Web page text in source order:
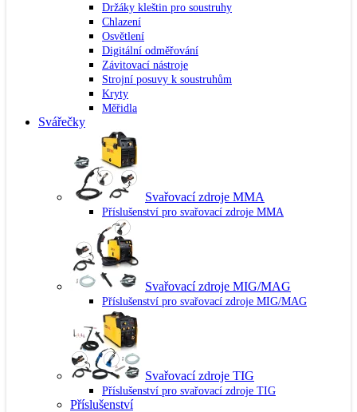
Držáky kleštin pro soustruhy
Chlazení
Osvětlení
Digitální odměřování
Závitovací nástroje
Strojní posuvy k soustruhům
Kryty
Měřidla
Svářečky
Svařovací zdroje MMA
Příslušenství pro svařovací zdroje MMA
Svařovací zdroje MIG/MAG
Příslušenství pro svařovací zdroje MIG/MAG
Svařovací zdroje TIG
Příslušenství pro svařovací zdroje TIG
Příslušenství